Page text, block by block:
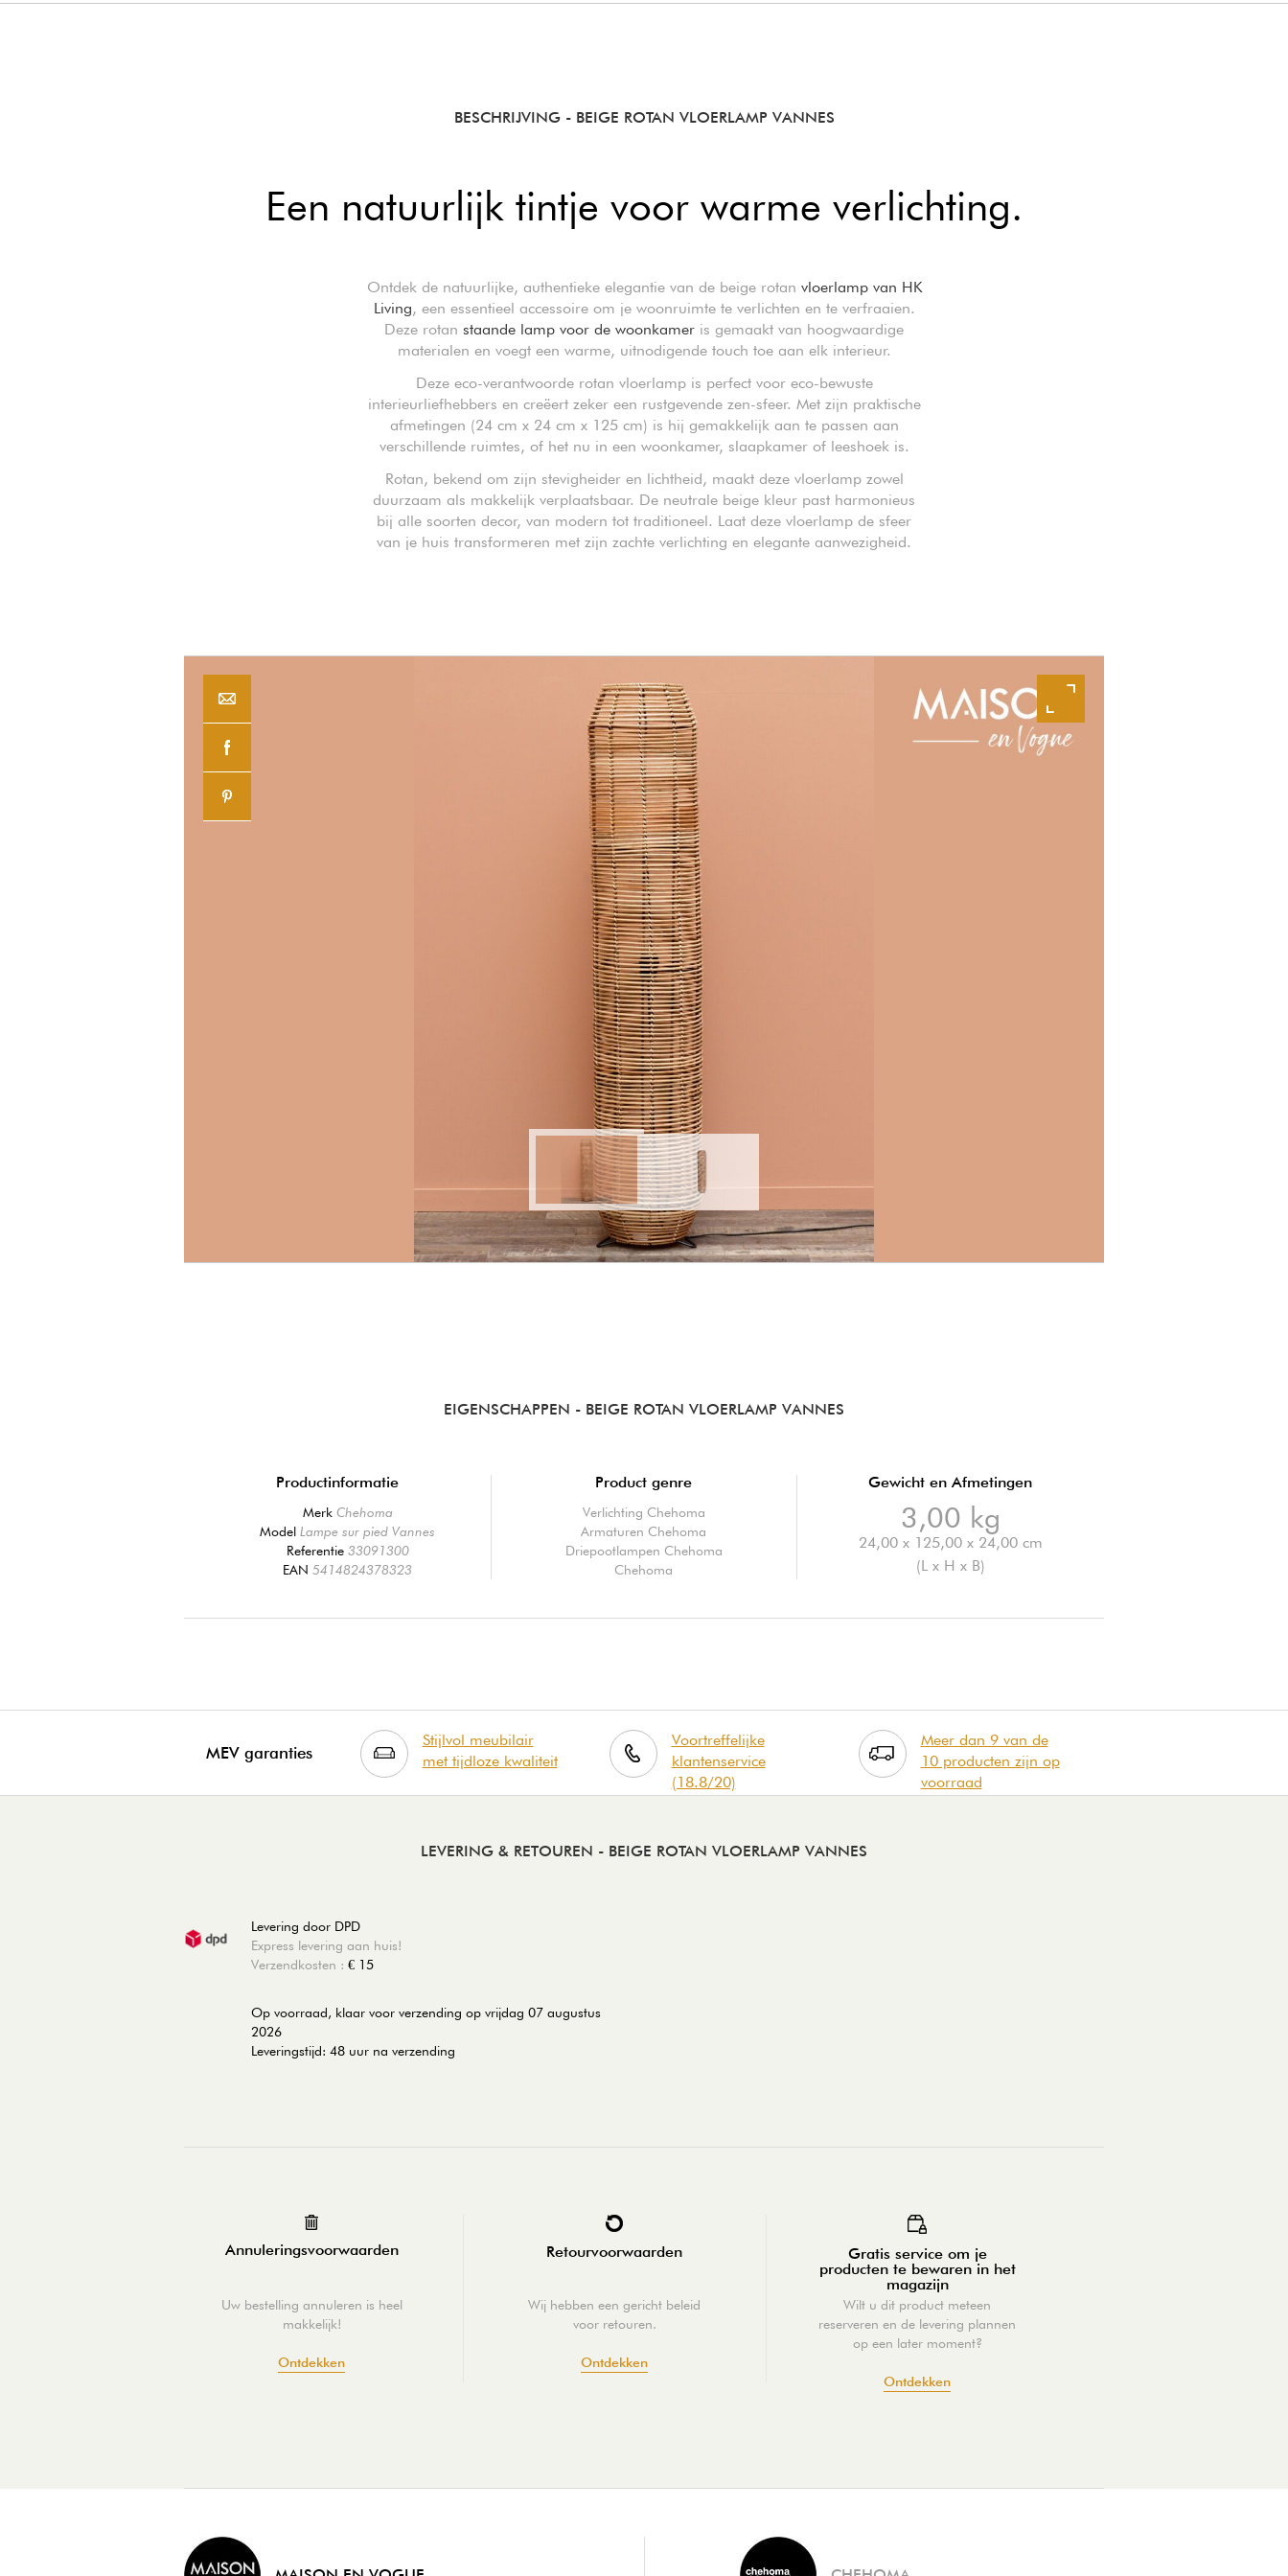
BESCHRIJVING - BEIGE ROTAN VLOERLAMP VANNES
Een natuurlijk tintje voor warme verlichting.
Ontdek de natuurlijke, authentieke elegantie van de beige rotan vloerlamp van HK
Living, een essentieel accessoire om je woonruimte te verlichten en te verfraaien.
Deze rotan staande lamp voor de woonkamer is gemaakt van hoogwaardige
materialen en voegt een warme, uitnodigende touch toe aan elk interieur.
Deze eco-verantwoorde rotan vloerlamp is perfect voor eco-bewuste
interieurliefhebbers en creëert zeker een rustgevende zen-sfeer. Met zijn praktische
afmetingen (24 cm x 24 cm x 125 cm) is hij gemakkelijk aan te passen aan
verschillende ruimtes, of het nu in een woonkamer, slaapkamer of leeshoek is.
Rotan, bekend om zijn stevigheider en lichtheid, maakt deze vloerlamp zowel
duurzaam als makkelijk verplaatsbaar. De neutrale beige kleur past harmonieus
bij alle soorten decor, van modern tot traditioneel. Laat deze vloerlamp de sfeer
van je huis transformeren met zijn zachte verlichting en elegante aanwezigheid.
EIGENSCHAPPEN - BEIGE ROTAN VLOERLAMP VANNES
Productinformatie
Merk Chehoma
ModelLampe sur pied Vannes
Referentie 33091300
EAN5414824378323
Product genre
Verlichting Chehoma
Armaturen Chehoma
Driepootlampen Chehoma
Chehoma
Gewicht en Afmetingen
3,00 kg
24,00 x 125,00 x 24,00 cm
(L x H x B)
MEV garanties
Stijlvol meubilair
met tijdloze kwaliteit
Voortreffelijke
klantenservice
(18.8/20)
Meer dan 9 van de
10 producten zijn op
voorraad
LEVERING & RETOUREN - BEIGE ROTAN VLOERLAMP VANNES
Levering door DPD
Express levering aan huis!
Verzendkosten : € 15
Op voorraad, klaar voor verzending op vrijdag 07 augustus
2026
Leveringstijd: 48 uur na verzending
Annuleringsvoorwaarden
Uw bestelling annuleren is heel
makkelijk!
Ontdekken
Retourvoorwaarden
Wij hebben een gericht beleid
voor retouren.
Ontdekken
Gratis service om je
producten te bewaren in het
magazijn
Wilt u dit product meteen
reserveren en de levering plannen
op een later moment?
Ontdekken